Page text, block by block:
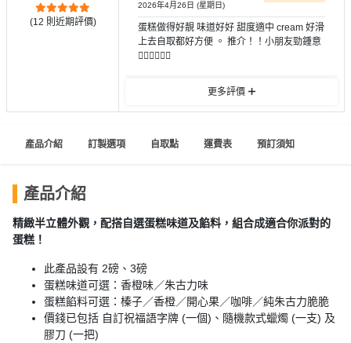
美
蛋
束
花
藝
品
訂
祝
日
拍
拖
企
活
員
知
件
夾
器
(12 則近期評價)
2026年4月26日 (星期日)
蛋糕做得好靚 味道好好 甜度適中 cream 好滑
上去自取都好方便 。 推介！！小朋友勁鍾意
👍🏻👍🏻👍🏻
更多評價
產品介紹 訂製選項 自取點 運費表 預訂須知
產品介紹
精緻半立體外觀，配搭自選蛋糕味道及餡料，組合成適合你派對的
蛋糕！
此產品設有 2磅、3磅
蛋糕味道可選：香橙味／朱古力味
蛋糕餡料可選：榛子／香橙／開心果／咖啡／純朱古力脆脆
價錢已包括 自訂祝福語字牌 (一個)、隨機款式蠟燭 (一支) 及
膠刀 (一把)